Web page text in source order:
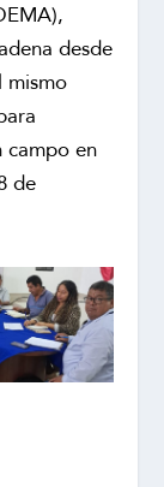
desde
mismo
campo en
de